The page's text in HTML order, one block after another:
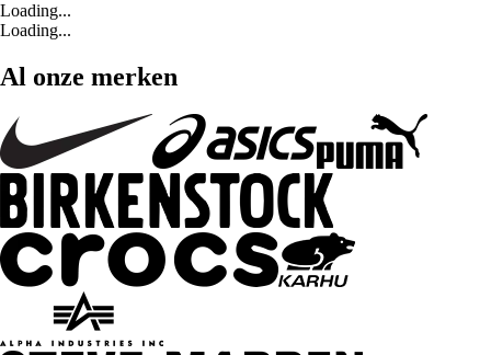
Loading...
Loading...
Al onze merken